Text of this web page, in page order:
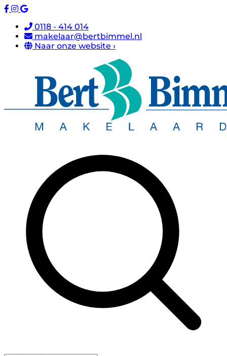
0118 - 414 014
makelaar@bertbimmel.nl
Naar onze website ›